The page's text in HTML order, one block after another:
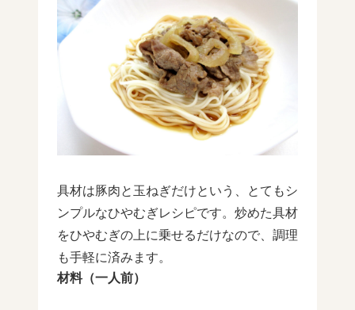
具材は豚肉と玉ねぎだけという、とてもシ
ンプルなひやむぎレシピです。炒めた具材
をひやむぎの上に乗せるだけなので、調理
も手軽に済みます。
材料（一人前）